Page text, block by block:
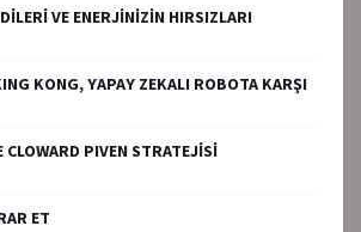
VE ENERJİNİZİN HIRSIZLARI
KONG, YAPAY ZEKALI ROBOTA KARŞI
CLOWARD PIVEN STRATEJİSİ
ET